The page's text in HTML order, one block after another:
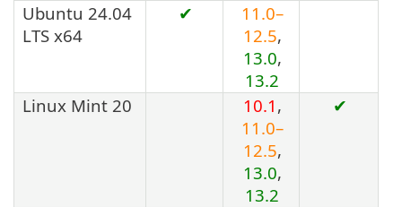
Ubuntu 24.04
LTS x64
✔
11.0–
12.5,
13.0,
13.2
Linux Mint 20
10.1 ,
11.0–
12.5,
13.0,
13.2
✔